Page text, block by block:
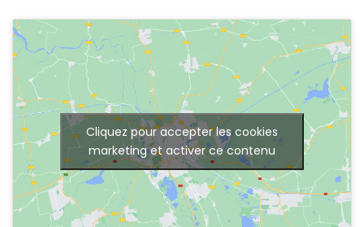
Cliquez pour accepter les cookies
marketing et activer ce contenu